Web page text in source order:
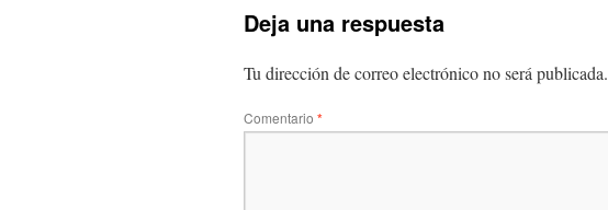
Deja una respuesta
Tu dirección de correo electrónico no será publicada.
Comentario *